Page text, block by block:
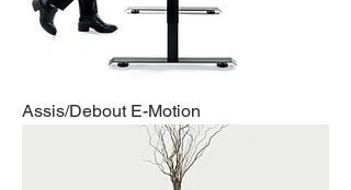
Assis/Debout E-Motion